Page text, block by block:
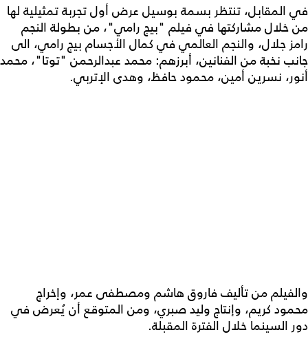
في المقابل، تنتظر بسمة بوسيل عرض أول تجربة تمثيلية لها
من خلال مشاركتها في فيلم "بيج رامي"، من بطولة النجم
رامز جلال، والنجم العالمي في كمال الأجسام بيج رامي، الى
جانب نخبة من الفنانين، أبرزهم: محمد عبدالرحمن "توتا"، محمد
أنور، نسرين أمين، محمود حافظ، وهدى الإتربي.
والفيلم من تأليف فاروق هاشم ومصطفى عمر، وإخراج
محمود كريم، وإنتاج وليد صبري، ومن المتوقع أن يُعرض في
دور السينما خلال الفترة المقبلة.